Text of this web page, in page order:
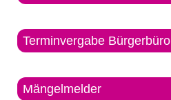
Terminvergabe Bürgerbüro
Mängelmelder